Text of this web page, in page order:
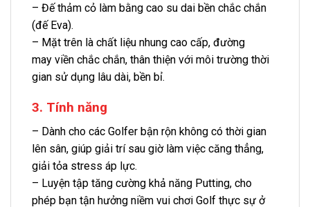
– Đế thảm cỏ làm bằng cao su dai bền chắc chắn
(đế Eva).
– Mặt trên là chất liệu nhung cao cấp, đường
may viền chắc chắn, thân thiện với môi trường thời
gian sử dụng lâu dài, bền bỉ.
3. Tính năng
– Dành cho các Golfer bận rộn không có thời gian
lên sân, giúp giải trí sau giờ làm việc căng thẳng,
giải tỏa stress áp lực.
– Luyện tập tăng cường khả năng Putting, cho
phép bạn tận hưởng niềm vui chơi Golf thực sự ở